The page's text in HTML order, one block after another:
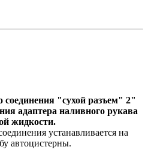
"сухой разъем" 2"
адаптера наливного рукава
жидкости.
устанавливается на
автоцистерны.